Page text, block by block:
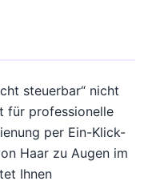
steuerbar“ nicht
für professionelle
per Ein-Klick-
Haar zu Augen im
Ihnen